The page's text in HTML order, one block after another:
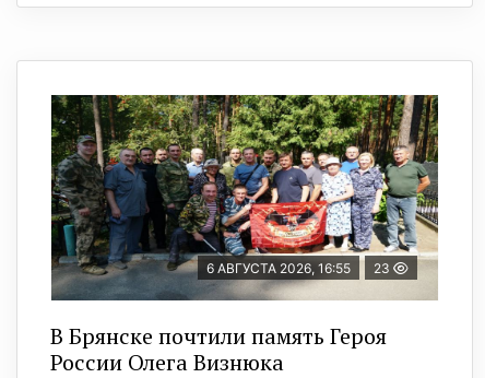
6 АВГУСТА 2026, 16:55 23
В Брянске почтили память Героя
России Олега Визнюка